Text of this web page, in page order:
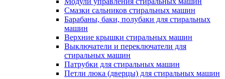
Смазки сальников стиральных машин
Барабаны, баки, полубаки для стиральных
машин
Верхние крышки стиральных машин
Выключатели и переключатели для
стиральных машин
Патрубки для стиральных машин
Петли люка (дверцы) для стиральных машин